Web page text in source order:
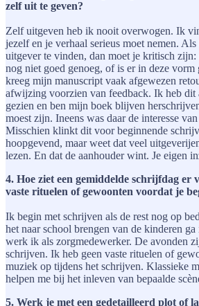
zelf uit te geven?
Zelf uitgeven heb ik nooit overwogen. Ik
jezelf en je verhaal serieus moet nemen.
uitgever te vinden, dan moet je kritisch zijn:
nog niet goed genoeg, of is er in deze
kreeg mijn manuscript vaak afgewezen
afwijzing voorzien van feedback. Ik heb dit
gezien en ben mijn boek blijven
moest zijn. Ineens was daar de interesse
Misschien klinkt dit voor beginnende
hoopgevend, maar weet dat veel
lezen. En dat de aanhouder wint. Je eigen
4. Hoe ziet een gemiddelde schrijfdag er
vaste rituelen of gewoonten voordat je
Ik begin met schrijven als de rest nog op
het naar school brengen van de kinderen
werk ik als zorgmedewerker. De avonden
schrijven. Ik heb geen vaste rituelen of
muziek op tijdens het schrijven. Klassieke
helpen me bij het inleven van bepaalde
5. Werk je met een gedetailleerd plot of